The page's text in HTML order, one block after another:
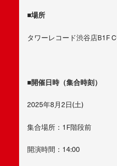
■場所
タワーレコード渋谷店B1F
■開催日時（集合時刻）
2025年8月2日(土)
集合場所：1F階段前
開演時間：14:00